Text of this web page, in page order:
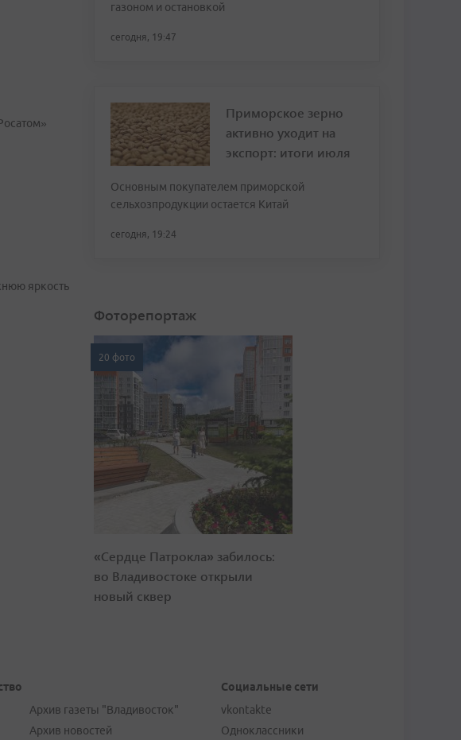
яркость
газоном и остановкой
сегодня, 19:47
Приморское зерно
активно уходит на
экспорт: итоги июля
Основным покупателем приморской
сельхозпродукции остается Китай
сегодня, 19:24
Фоторепортаж
20 фото
«Сердце Патрокла» забилось:
во Владивостоке открыли
новый сквер
Архив газеты "Владивосток"
Архив новостей
Социальные сети
vkontakte
Одноклассники